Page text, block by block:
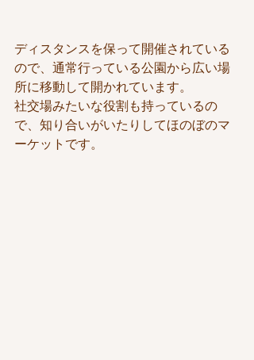
ディスタンスを保って開催されている
ので、通常行っている公園から広い場
所に移動して開かれています。
社交場みたいな役割も持っているの
で、知り合いがいたりしてほのぼのマ
ーケットです。